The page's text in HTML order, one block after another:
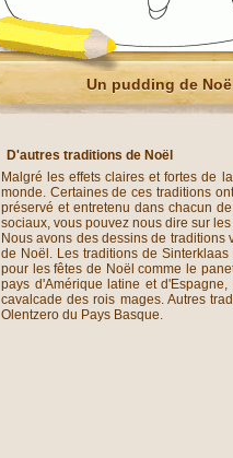
Un pudding de
D'autres traditions de Noël
Malgré les effets claires et fortes de
monde. Certaines de ces traditions
préservé et entretenu dans chacun
sociaux, vous pouvez nous dire sur
Nous avons des dessins de
de Noël. Les traditions de
pour les fêtes de Noël comme le
pays d'Amérique latine et
cavalcade des rois mages. Autres
Olentzero du Pays Basque.